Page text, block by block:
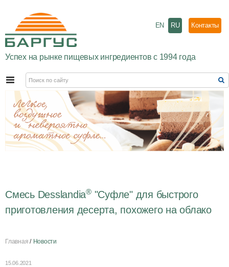
Успех на рынке пищевых ингредиентов с 1994 года
EN RU Контакты
Смесь Desslandia®"Суфле" для быстрого
приготовления десерта, похожего на облако
Главная Новости
15.06.2021